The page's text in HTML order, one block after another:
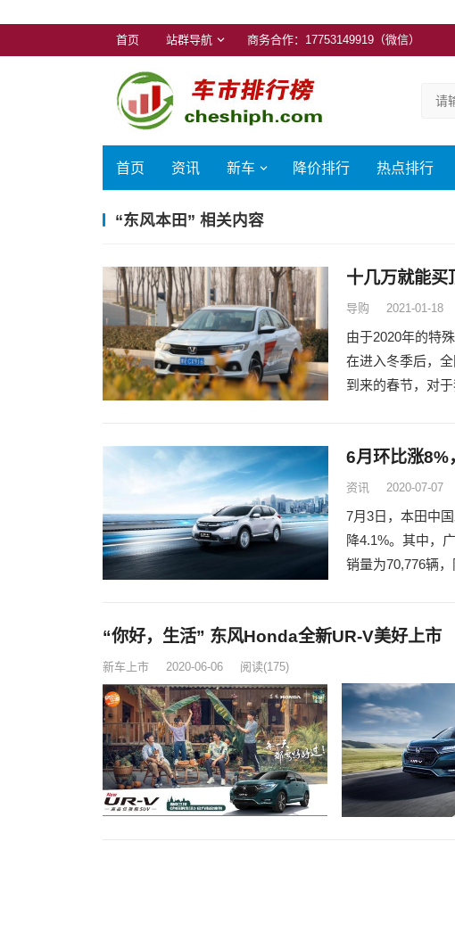
首页 站群导航 商务合作：17753149919（微信）
首页 资讯 新车 降价排行 热点排行
“东风本田” 相关内容
十几万就能买
导购 2021-01-18
由于2020年的特
在进入冬季后，
到来的春节，对
6月环比涨8%
资讯 2020-07-07
7月3日，本田中
降4.1%。其中，
销量为70,776辆
​“你好，生活” 东风Honda全新UR-V美好上市
新车上市 2020-06-06 阅读(175)